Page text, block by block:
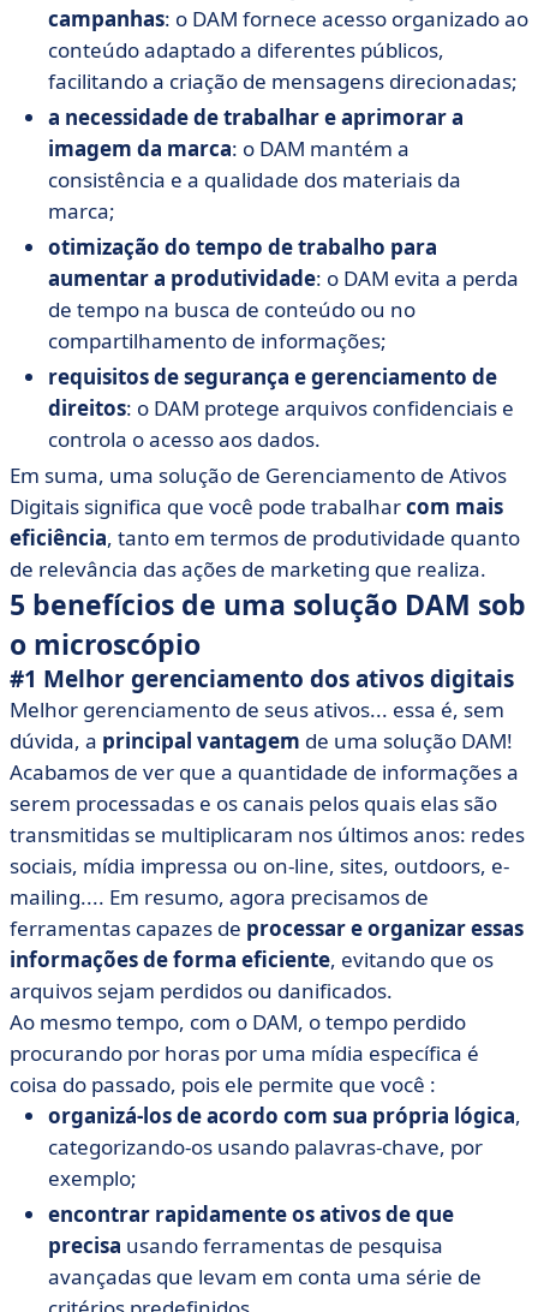
campanhas: o DAM fornece acesso organizado ao
conteúdo adaptado a diferentes públicos,
facilitando a criação de mensagens direcionadas;
a necessidade de trabalhar e aprimorar a
imagem da marca: o DAM mantém a
consistência e a qualidade dos materiais da
marca;
otimização do tempo de trabalho para
aumentar a produtividade: o DAM evita a perda
de tempo na busca de conteúdo ou no
compartilhamento de informações;
requisitos de segurança e gerenciamento de
direitos: o DAM protege arquivos confidenciais e
controla o acesso aos dados.
Em suma, uma solução de Gerenciamento de Ativos
Digitais significa que você pode trabalharcom mais
eficiência, tanto em termos de produtividade quanto
de relevância das ações de marketing que realiza.
5 benefícios de uma solução DAM sob
o microscópio
#1 Melhor gerenciamento dos ativos digitais
Melhor gerenciamento de seus ativos... essa é, sem
dúvida, a principal vantagem de uma solução DAM!
Acabamos de ver que a quantidade de informações a
serem processadas e os canais pelos quais elas são
transmitidas se multiplicaram nos últimos anos: redes
sociais, mídia impressa ou on-line, sites, outdoors, e-
mailing.... Em resumo, agora precisamos de
ferramentas capazes de processar e organizar essas
informações de forma eficiente, evitando que os
arquivos sejam perdidos ou danificados.
Ao mesmo tempo, com o DAM, o tempo perdido
procurando por horas por uma mídia específica é
coisa do passado, pois ele permite que você :
organizá-los de acordo com sua própria lógica,
categorizando-os usando palavras-chave, por
exemplo;
encontrar rapidamente os ativos de que
precisa usando ferramentas de pesquisa
avançadas que levam em conta uma série de